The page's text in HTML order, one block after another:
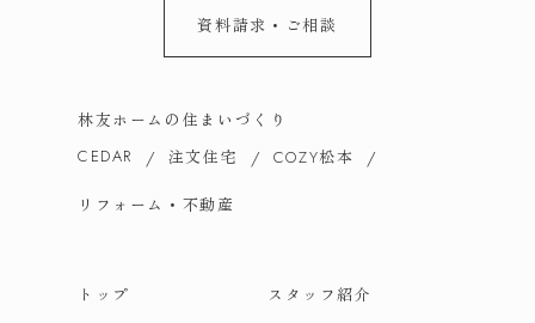
資料請求・ご相談
林友ホームの住まいづくり
CEDAR
注文住宅 COZY松本
リフォーム・不動産
トップ スタッフ紹介